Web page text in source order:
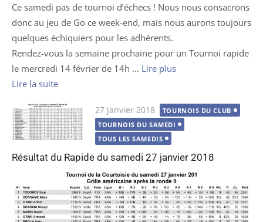
Ce samedi pas de tournoi d’échecs ! Nous nous consacrons
donc au jeu de Go ce week-end, mais nous aurons toujours
quelques échiquiers pour les adhérents.
Rendez-vous la semaine prochaine pour un Tournoi rapide
le mercredi 14 février de 14h … Lire plus
Lire la suite
Publié
le
27 janvier 2018
TOURNOIS DU CLUB
TOURNOIS DU SAMEDI
TOUS LES SAMEDIS
Résultat du Rapide du samedi 27 janvier 2018